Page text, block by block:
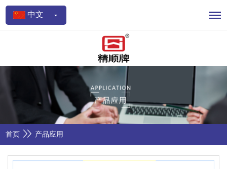
中文
首页 产品应用